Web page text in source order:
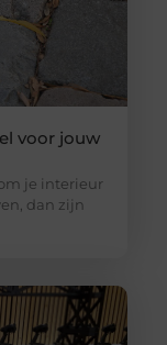
voor jouw
je interieur
dan zijn